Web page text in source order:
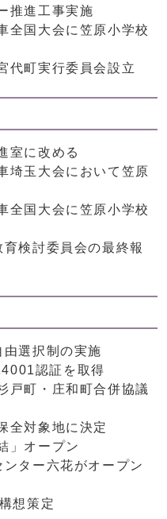
推進工事実施
国大会に笠原小学校
町実行委員会設立
室に改める
玉大会において笠原
国大会に笠原小学校
検討委員会の最終報
選択制の実施
認証を取得
町・庄和町合併協議
全対象地に決定
」オープン
ター六花がオープン
想策定